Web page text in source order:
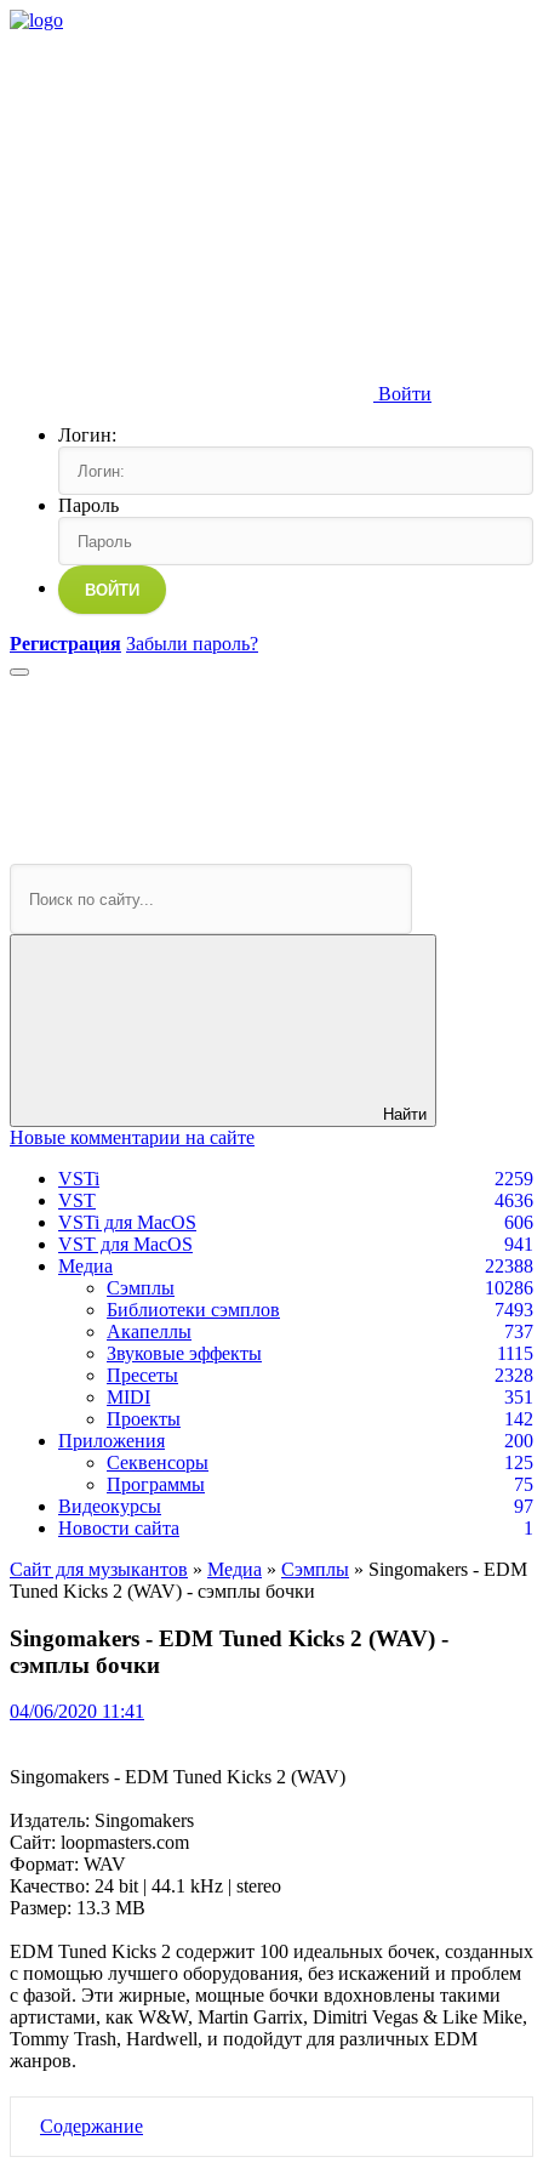
Войти
Логин:
Пароль
ВОЙТИ
Регистрация Забыли пароль?
Найти
Новые комментарии на сайте
VSTi
2259
VST
4636
VSTi для MacOS
606
VST для MacOS
941
Медиа
22388
Сэмплы
10286
Библиотеки сэмплов
7493
Акапеллы
737
Звуковые эффекты
1115
Пресеты
2328
MIDI
351
Проекты
142
Приложения
200
Секвенсоры
125
Программы
75
Видеокурсы
97
Новости сайта
1
Сайт для музыкантов » Медиа » Сэмплы » Singomakers - EDM
Tuned Kicks 2 (WAV) - сэмплы бочки
Singomakers - EDM Tuned Kicks 2 (WAV) -
сэмплы бочки
04/06/2020 11:41
Singomakers - EDM Tuned Kicks 2 (WAV)
Издатель: Singomakers
Сайт: loopmasters.com
Формат: WAV
Качество: 24 bit | 44.1 kHz | stereo
Размер: 13.3 MB
EDM Tuned Kicks 2 содержит 100 идеальных бочек, созданных
с помощью лучшего оборудования, без искажений и проблем
с фазой. Эти жирные, мощные бочки вдохновлены такими
артистами, как W&W, Martin Garrix, Dimitri Vegas & Like Mike,
Tommy Trash, Hardwell, и подойдут для различных EDM
жанров.
Содержание